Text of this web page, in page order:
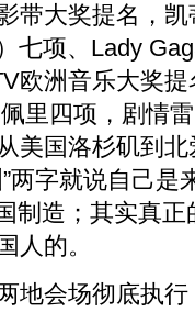
带大奖提名，凯
七项、Lady
欧洲音乐大奖
里四项，剧情
美国洛杉矶到
两字就说自己是
制造；其实真
人的。
地会场彻底执行